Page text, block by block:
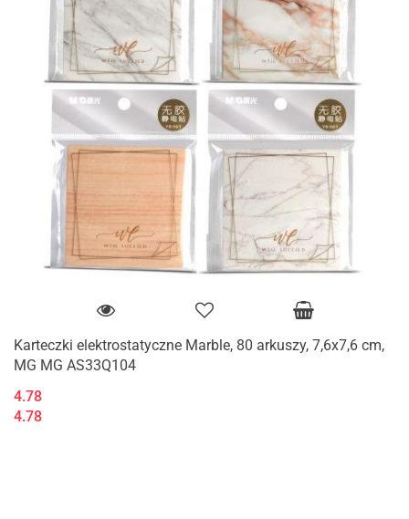
Karteczki elektrostatyczne Marble, 80 arkuszy, 7,6x7,6 cm,
MG MG AS33Q104
4.78
4.78